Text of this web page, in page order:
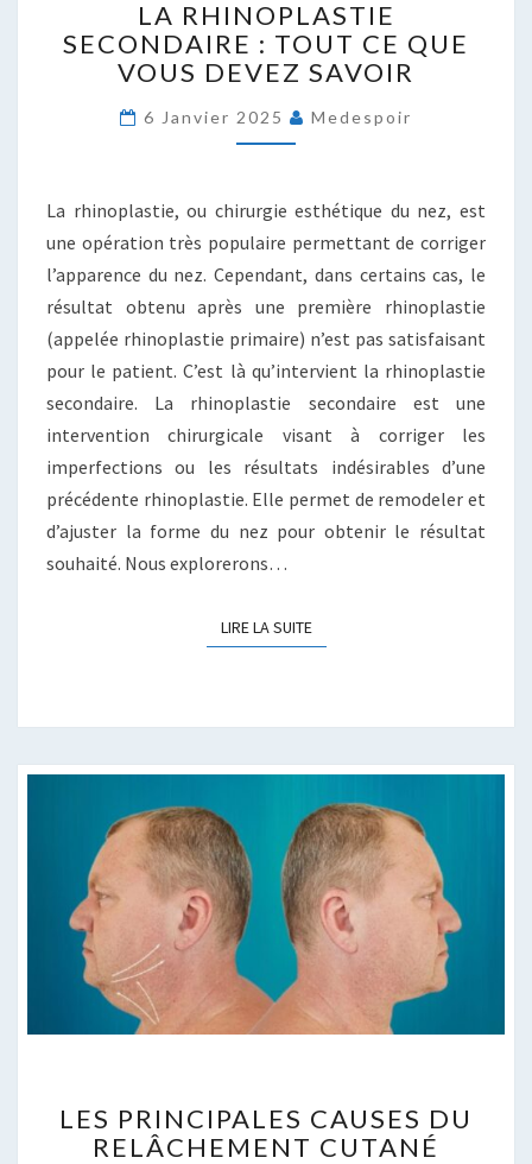
RHINOPLASTIE
SECONDAIRE
:
CE
QUE
DEVEZ
SAVOIR
LA RHINOPLASTIE
SECONDAIRE : TOUT CE QUE
VOUS DEVEZ SAVOIR
6 Janvier 2025 Medespoir
La rhinoplastie, ou chirurgie esthétique du nez, est
une opération très populaire permettant de corriger
l’apparence du nez. Cependant, dans certains cas, le
résultat obtenu après une première rhinoplastie
(appelée rhinoplastie primaire) n’est pas satisfaisant
pour le patient. C’est là qu’intervient la rhinoplastie
secondaire. La rhinoplastie secondaire est une
intervention chirurgicale visant à corriger les
imperfections ou les résultats indésirables d’une
précédente rhinoplastie. Elle permet de remodeler et
d’ajuster la forme du nez pour obtenir le résultat
souhaité. Nous explorerons…
LIRE LA SUITELIRE LA SUITE
PRINCIPALES
CAUSES
LES PRINCIPALES CAUSES DU
RELÂCHEMENT CUTANÉ